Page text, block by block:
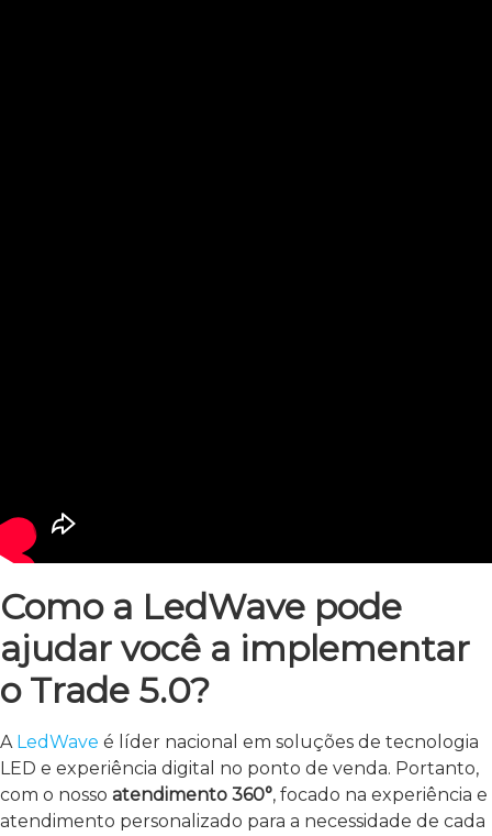
Como a LedWave pode
ajudar você a implementar
o Trade 5.0?
A LedWave é líder nacional em soluções de tecnologia
LED e experiência digital no ponto de venda. Portanto,
com o nosso atendimento 360°, focado na experiência e
atendimento personalizado para a necessidade de cada